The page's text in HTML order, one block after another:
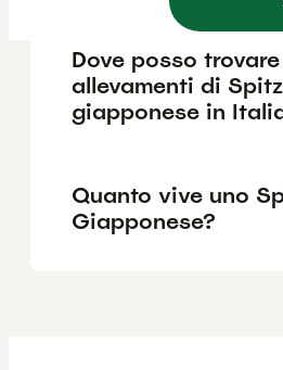
Dove posso trovare
allevamenti di Spitz
giapponese in
Quanto vive uno
Giapponese?